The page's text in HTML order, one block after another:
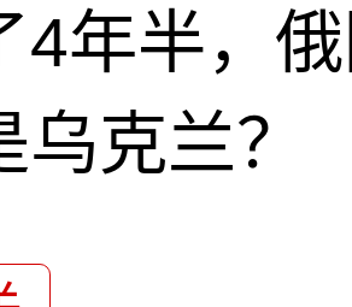
4年半，
乌克兰？